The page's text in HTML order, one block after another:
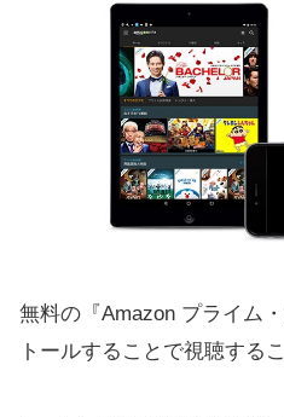
無料の『Amazon プライム
トールすることで視聴する